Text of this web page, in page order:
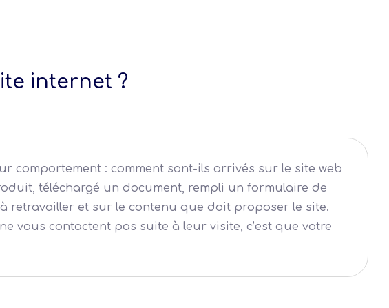
internet ?
comportement : comment sont-ils arrivés sur le site web
téléchargé un document, rempli un formulaire de
retravailler et sur le contenu que doit proposer le site.
vous contactent pas suite à leur visite, c’est que votre